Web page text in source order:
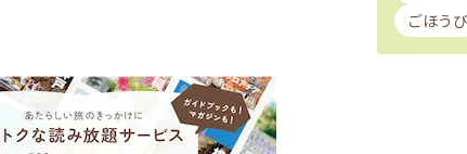
ごほうび